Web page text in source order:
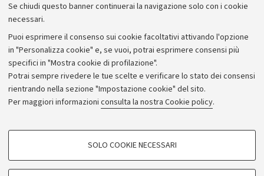
Se chiudi questo banner continuerai la navigazione solo con i cookie
necessari.
Puoi esprimere il consenso sui cookie facoltativi attivando l'opzione
in "Personalizza cookie" e, se vuoi, potrai esprimere consensi più
specifici in "Mostra cookie di profilazione".
Potrai sempre rivedere le tue scelte e verificare lo stato dei consensi
rientrando nella sezione "Impostazione cookie" del sito.
Per maggiori informazioni consulta la nostra Cookie policy.
COOKIE DI PROFILAZIONE - FACOLTATIVI
SOLO COOKIE NECESSARI
Archivio
Comunicati stampa
Redazione
Rassegna stampa